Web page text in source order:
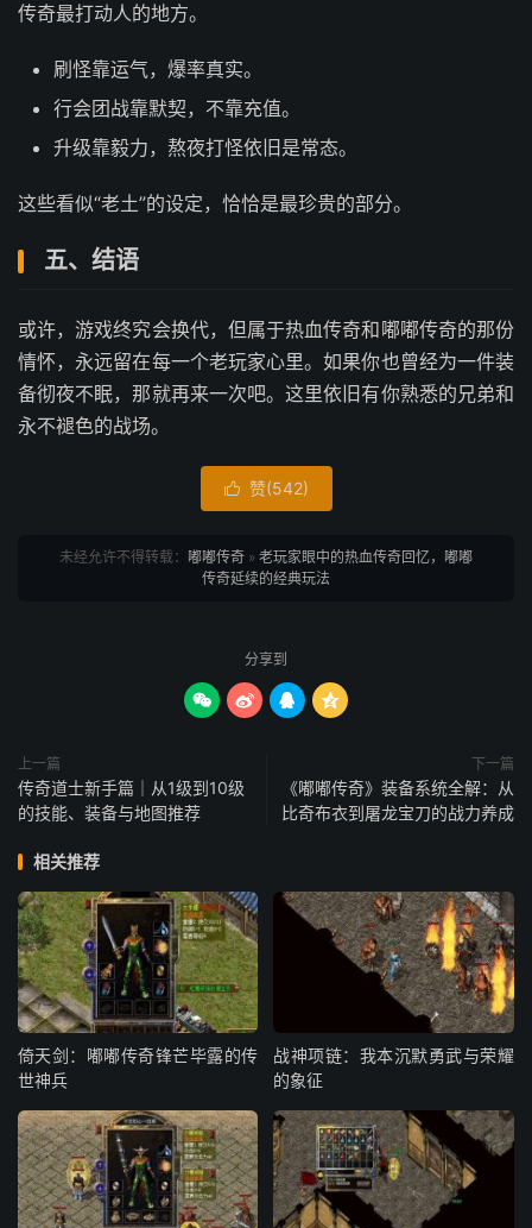
传奇最打动人的地方。
刷怪靠运气，爆率真实。
行会团战靠默契，不靠充值。
升级靠毅力，熬夜打怪依旧是常态。
这些看似“老土”的设定，恰恰是最珍贵的部分。
五、结语
或许，游戏终究会换代，但属于热血传奇和嘟嘟传奇的那份
情怀，永远留在每一个老玩家心里。如果你也曾经为一件装
备彻夜不眠，那就再来一次吧。这里依旧有你熟悉的兄弟和
永不褪色的战场。
 赞(542)
未经允许不得转载： 嘟嘟传奇 » 老玩家眼中的热血传奇回忆，嘟嘟
传奇延续的经典玩法
分享到
   
上一篇
传奇道士新手篇｜从1级到10级
的技能、装备与地图推荐
下一篇
《嘟嘟传奇》装备系统全解：从
比奇布衣到屠龙宝刀的战力养成
相关推荐
倚天剑：嘟嘟传奇锋芒毕露的传
世神兵
战神项链：我本沉默勇武与荣耀
的象征